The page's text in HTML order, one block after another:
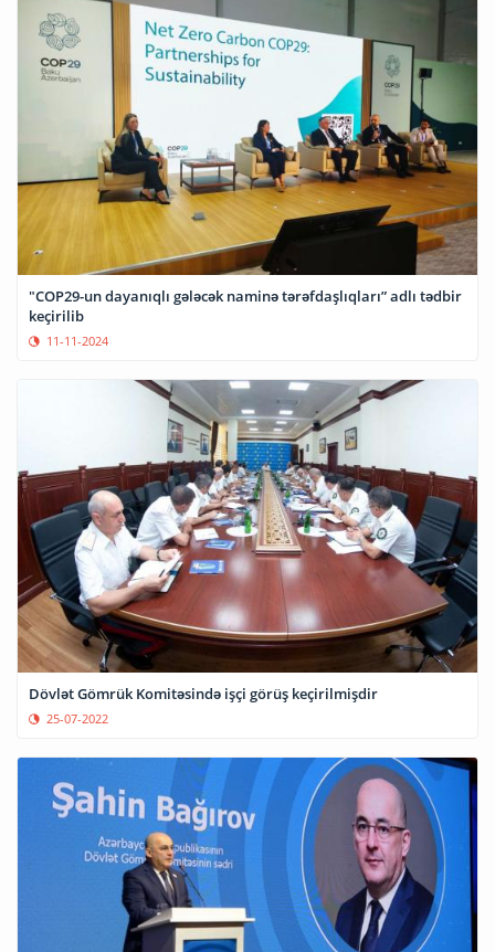
"COP29-un dayanıqlı gələcək naminə tərəfdaşlıqları” adlı tədbir
keçirilib
11-11-2024
Dövlət Gömrük Komitəsində işçi görüş keçirilmişdir
25-07-2022